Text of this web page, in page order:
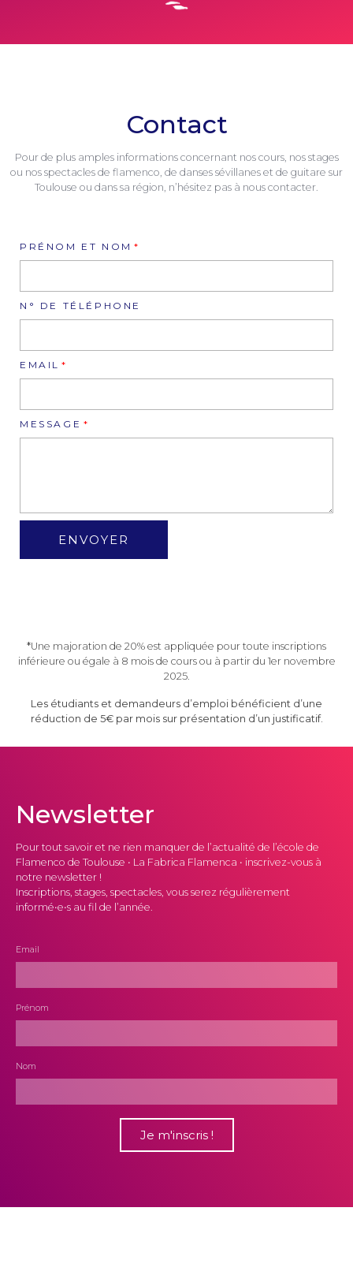
Contact
Pour de plus amples informations concernant nos cours, nos stages
ou nos spectacles de flamenco, de danses sévillanes et de guitare sur
Toulouse ou dans sa région, n’hésitez pas à nous contacter.
PRÉNOM ET NOM
N° DE TÉLÉPHONE
EMAIL
MESSAGE
ENVOYER
*Une majoration de 20% est appliquée pour toute inscriptions
inférieure ou égale à 8 mois de cours ou à partir du 1er novembre
2025.
Les étudiants et demandeurs d’emploi bénéficient d’une
réduction de 5€ par mois sur présentation d’un justificatif.
Newsletter
Pour tout savoir et ne rien manquer de l’actualité de l’école de
Flamenco de Toulouse • La Fabrica Flamenca • inscrivez-vous à
notre newsletter !
Inscriptions, stages, spectacles, vous serez régulièrement
informé•e•s au fil de l’année.
Email
Prénom
Nom
Je m'inscris !